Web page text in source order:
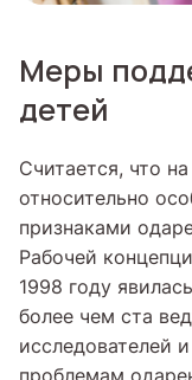
Меры
детей
Считается, что
относительно
признаками
Рабочей
1998 году
более чем ста
исследователей